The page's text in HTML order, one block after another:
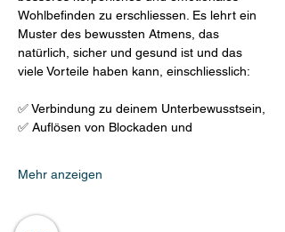
Wohlbefinden zu erschliessen. Es lehrt ein
Muster des bewussten Atmens, das
natürlich, sicher und gesund ist und das
viele Vorteile haben kann, einschliesslich:
✅ Verbindung zu deinem Unterbewusstsein,
✅ Auflösen von Blockaden und
Mehr anzeigen